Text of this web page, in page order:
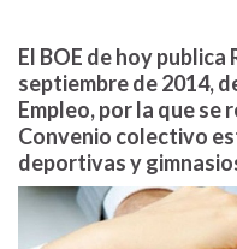
El BOE de hoy publica
septiembre de 2014,
Empleo, por la que se
Convenio colectivo
deportivas y